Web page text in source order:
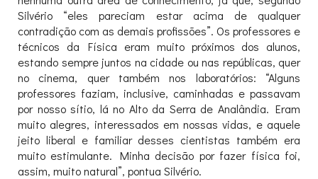
Silvério “eles pareciam estar acima de qualquer
contradição com as demais profissões”. Os professores e
técnicos da Física eram muito próximos dos alunos,
estando sempre juntos na cidade ou nas repúblicas, quer
no cinema, quer também nos laboratórios: “Alguns
professores faziam, inclusive, caminhadas e passavam
por nosso sítio, lá no Alto da Serra de Analândia. Eram
muito alegres, interessados em nossas vidas, e aquele
jeito liberal e familiar desses cientistas também era
muito estimulante. Minha decisão por fazer física foi,
assim, muito natural”, pontua Silvério.